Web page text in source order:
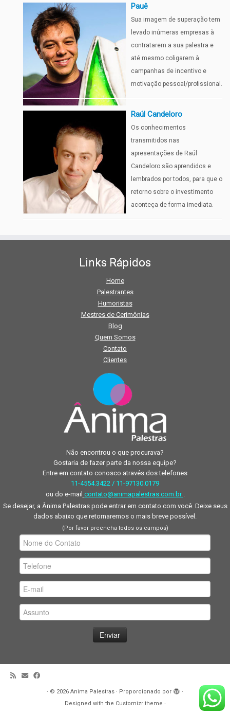
Pauê
Sua imagem de superação tem
levado inúmeras empresas à
contratarem a sua palestra e
até mesmo coligarem à
campanhas de incentivo e
motivação pessoal/profissional.
Raúl Candeloro
Os conhecimentos
transmitidos nas
apresentações de Raúl
Candeloro são aprendidos e
lembrados por todos, para que o
retorno sobre o investimento
aconteça de forma imediata.
Links Rápidos
Home
Palestrantes
Humoristas
Mestres de Cerimônias
Blog
Quem Somos
Contato
Clientes
Não encontrou o que procurava?
Gostaria de fazer parte da nossa equipe?
Entre em contato conosco através dos telefones
11-4554.3422 / 11-97130.0179
ou do e-mail contato@animapalestras.com.br .
Se desejar, a Ânima Palestras pode entrar em contato com você. Deixe seus
dados abaixo que retornaremos o mais breve possível.
(Por favor preencha todos os campos)
· © 2026 Anima Palestras · Proporcionado por
·
Designed with the Customizr theme ·